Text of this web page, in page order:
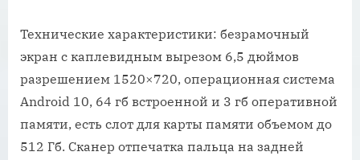
Технические характеристики: безрамочный
экран с каплевидным вырезом 6,5 дюймов
разрешением 1520×720, операционная система
Android 10, 64 гб встроенной и 3 гб оперативной
памяти, есть слот для карты памяти объемом до
512 Гб. Сканер отпечатка пальца на задней